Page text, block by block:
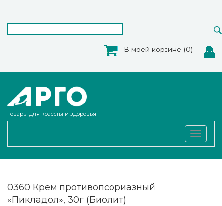
В моей корзине (0)
Товары для красоты и здоровья
Toggle
0360 Крем противопсориазный
«Пикладол», 30г (Биолит)